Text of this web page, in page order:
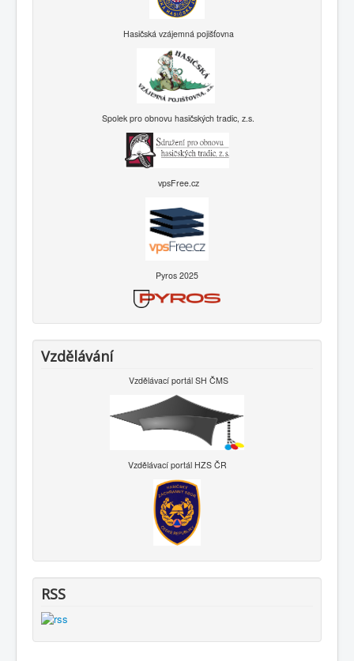
Hasičská vzájemná pojišťovna
Spolek pro obnovu hasičských tradic, z.s.
vpsFree.cz
Pyros 2025
Vzdělávání
Vzdělávací portál SH ČMS
Vzdělávací portál HZS ČR
RSS